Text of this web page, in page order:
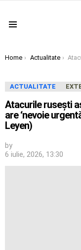
You are here:
Home Actualitate Atacurile rusești asupra
ACTUALITATE
Atacurile rusești
are ‘nevoie
Leyen)
by
6 iulie, 2026, 13:30